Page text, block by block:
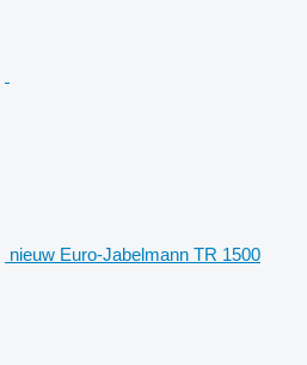
nieuw Euro-Jabelmann TR 1500